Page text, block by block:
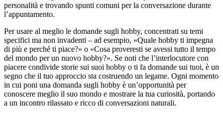
personalità e trovando spunti comuni per la conversazione durante
l’appuntamento.
Per usare al meglio le domande sugli hobby, concentrati su temi
specifici ma non invadenti – ad esempio, «Quale hobby ti impegna
di più e perché ti piace?» o «Cosa proveresti se avessi tutto il tempo
del mondo per un nuovo hobby?». Se noti che l’interlocutore con
piacere condivide storie sui suoi hobby o ti fa domande sui tuoi, è un
segno che il tuo approccio sta costruendo un legame. Ogni momento
in cui poni una domanda sugli hobby è un’opportunità per
conoscere meglio il suo mondo e mostrare la tua curiosità, portando
a un incontro rilassato e ricco di conversazioni naturali.